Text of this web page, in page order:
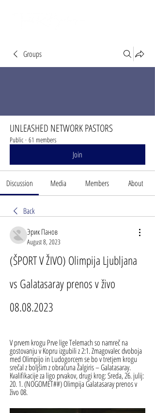
Groups
UNLEASHED NETWORK PASTORS
Public · 61 members
Join
Discussion Media Members About
Back
Эрик Панов
August 8, 2023
(ŠPORT V ŽIVO) Olimpija Ljubljana
vs Galatasaray prenos v živo
08.08.2023
V prvem krogu Prve lige Telemach so namreč na
gostovanju v Kopru izgubili z 2:1. Zmagovalec dvoboja
med Olimpijo in Ludogorcem se bo v tretjem krogu
srečal z boljšim z obračuna Žalgiris – Galatasaray.
Kvalifikacije za ligo prvakov, drugi krog: Sreda, 26. julij:
20. 1. (NOGOMET##) Olimpija Galatasaray prenos v
živo 08.